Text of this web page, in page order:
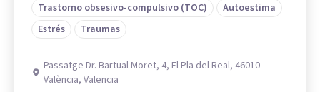
Trastorno obsesivo-compulsivo (TOC)
Autoestima
Estrés
Traumas
Passatge Dr. Bartual Moret, 4, El Pla del Real, 46010
València, Valencia